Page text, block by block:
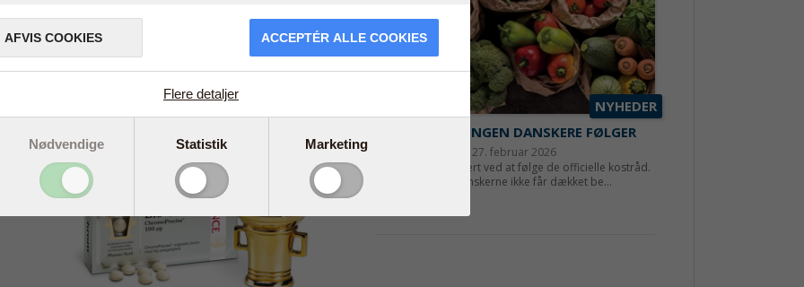
makronæringsstoffer.
chromgær i EU til kontrol af blodsukker.
et chromholdigt kulhydrat.
chrom.
Nords egen fabrik i Danmark.
NYHEDER
NY RAPPORT: INGEN DANSKERE FØLGER
27. februar 2026
Danskerne har svært ved at følge de officielle kostråd.
Det betyder, at danskerne ikke får dækket be...
AFVIS COOKIES ACCEPTÉR ALLE COOKIES
Flere detaljer
Nødvendige Statistik Marketing